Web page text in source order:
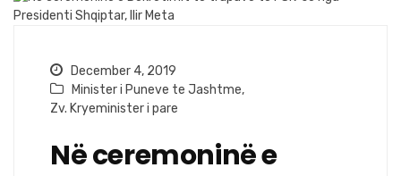
December 4, 2019
Minister i Puneve te Jashtme,
Zv. Kryeminister i pare
Në ceremoninë e